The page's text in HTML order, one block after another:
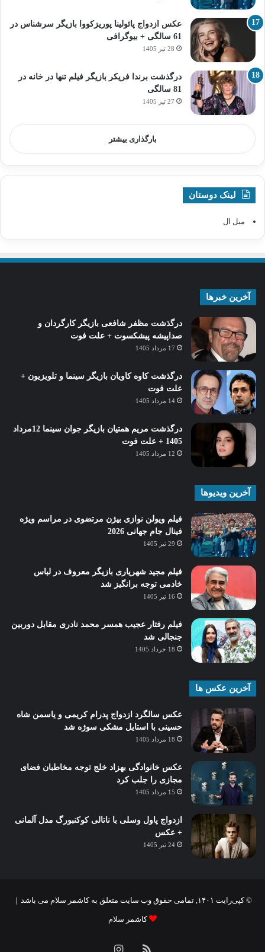
عکس ازدواج پائولینا پوریزکووا بازیگر سرشناس در
61 سالگی + بیوگرافی
28 تیر 1405
درگذشت برندا فریکر بازیگر فیلم تنها در خانه در
81 سالگی
27 تیر 1405
بارگذاری بیشتر
لینک دوستان
مبل ال
آخرین خبرها
درگذشت مظفر شافعی بازیگر کارگردان و
صداپیشه پیشکسوت + علت فوت
17 مرداد 1405
درگذشت کاوه کاویان بازیگر سینما و تلویزیون +
علت فوت
14 مرداد 1405
درگذشت مریم همتیان بازیگر جوان سینما 12مرداد
1405 + علت فوت
12 مرداد 1405
آخرین ویدیوها
فیلم ویولن نوازی بیژن مرتضوی در مراسم ویژه
فینال جام جهانی 2026
29 تیر 1405
فیلم مجید شهریاری بازیگر معروف در لباس
خادمی توجه برانگیز شد
16 تیر 1405
فیلم رفتار عجیب همسر محمد نادری مقابل دوربین
جنجالی شد
18 خرداد 1405
آخرین عکس ها
عکس سالگرد ازدواج پدرام کریمی و یاسمن شاه‌
حسینی با استایل مشکی سوژه شد
18 مرداد 1405
عکس خانوادگی بهزاد خلج توجه مخاطبان فضای
مجازی را جلب کرد
15 مرداد 1405
ازدواج پاول وسلی با ناتالی کوکنبورگ مدل آلمانی
+ عکس
24 تیر 1405
© کپی‌رایت ۱۴۰۱, تمامی حقوق وب سایت متعلق به کاشمر سلام می باشد |
کاشمر سلام
خوراکاینستاگرام